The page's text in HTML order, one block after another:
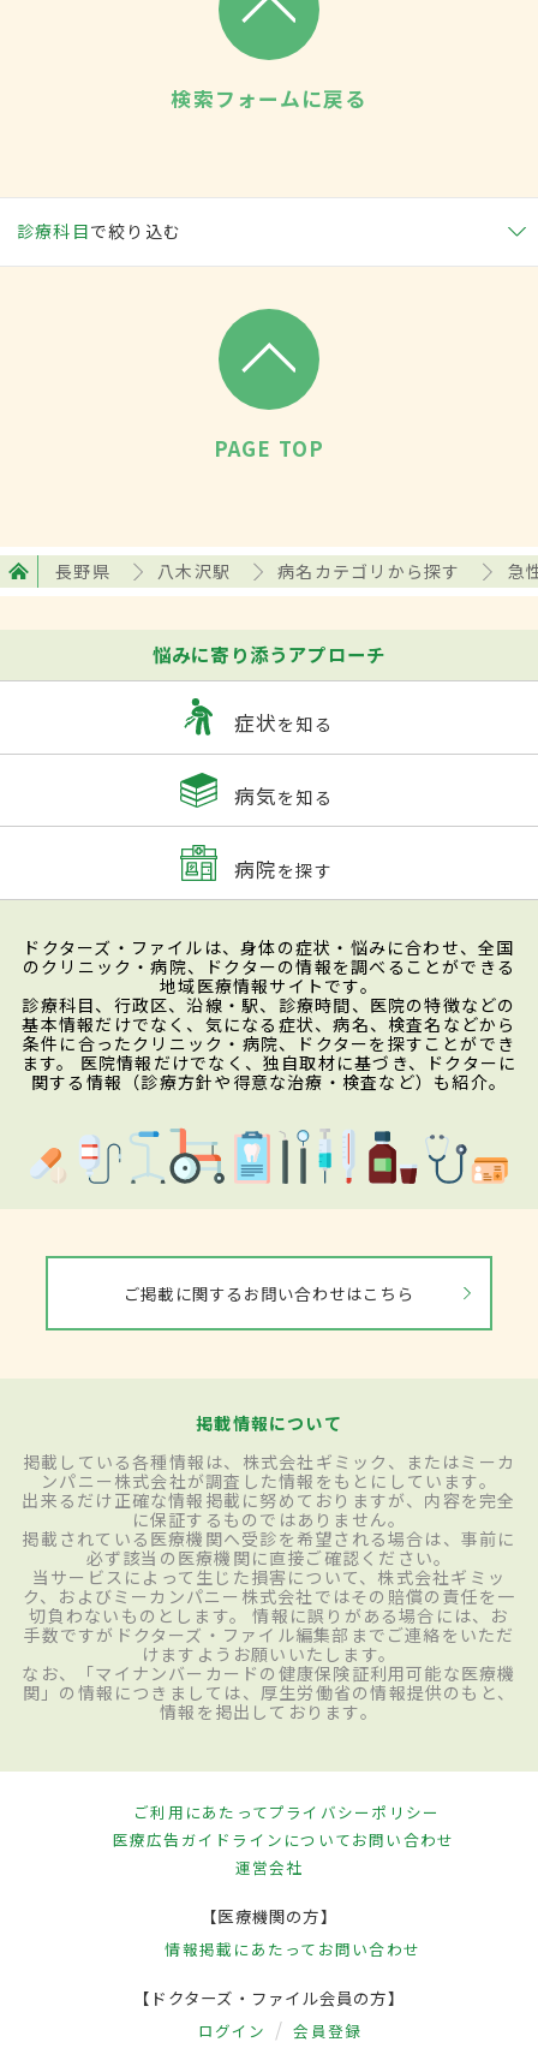
検索フォームに戻る
診療科目で絞り込む
PAGE TOP
長野県 八木沢駅 病名カテゴリから探す 急
悩みに寄り添うアプローチ
症状を知る
病気を知る
病院を探す
ドクターズ・ファイルは、身体の症状・悩みに合わせ、全国
のクリニック・病院、ドクターの情報を調べることができる
地域医療情報サイトです。
診療科目、行政区、沿線・駅、診療時間、医院の特徴などの
基本情報だけでなく、気になる症状、病名、検査名などから
条件に合ったクリニック・病院、ドクターを探すことができ
ます。 医院情報だけでなく、独自取材に基づき、ドクターに
関する情報（診療方針や得意な治療・検査など）も紹介。
ご掲載に関するお問い合わせはこちら
掲載情報について
掲載している各種情報は、株式会社ギミック、またはミーカ
ンパニー株式会社が調査した情報をもとにしています。
出来るだけ正確な情報掲載に努めておりますが、内容を完全
に保証するものではありません。
掲載されている医療機関へ受診を希望される場合は、事前に
必ず該当の医療機関に直接ご確認ください。
当サービスによって生じた損害について、株式会社ギミッ
ク、およびミーカンパニー株式会社ではその賠償の責任を一
切負わないものとします。 情報に誤りがある場合には、お
手数ですがドクターズ・ファイル編集部までご連絡をいただ
けますようお願いいたします。
なお、「マイナンバーカードの健康保険証利用可能な医療機
関」の情報につきましては、厚生労働省の情報提供のもと、
情報を掲出しております。
ご利用にあたってプライバシーポリシー
医療広告ガイドラインについてお問い合わせ
運営会社
【医療機関の方】
情報掲載にあたって お問い合わせ
【ドクターズ・ファイル会員の方】
ログイン 会員登録